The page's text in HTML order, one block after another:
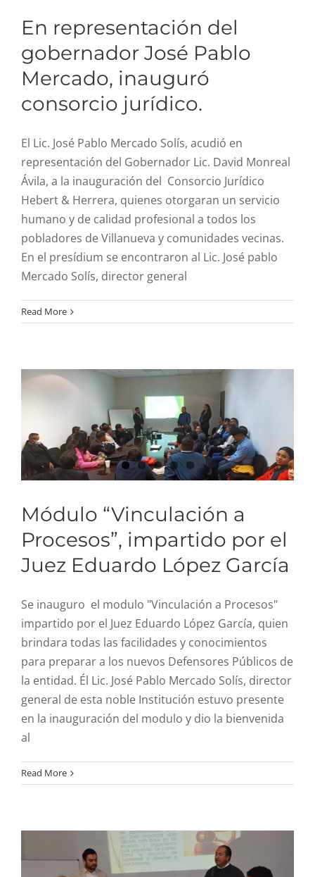
R. Cuentas
Comité de ética
Aviso de privacidad
SIDP
En representación del
gobernador José Pablo
Mercado, inauguró
consorcio jurídico.
El Lic. José Pablo Mercado Solís, acudió en
representación del Gobernador Lic. David Monreal
Ávila, a la inauguración del Consorcio Jurídico
Hebert & Herrera, quienes otorgaran un servicio
humano y de calidad profesional a todos los
pobladores de Villanueva y comunidades vecinas.
En el presídium se encontraron al Lic. José pablo
Mercado Solís, director general
Read MoreProcesos”, impartido por
García
Módulo “Vinculación a
Procesos”, impartido por el
Juez Eduardo López García
Se inauguro el modulo "Vinculación a Procesos"
impartido por el Juez Eduardo López García, quien
brindara todas las facilidades y conocimientos
para preparar a los nuevos Defensores Públicos de
la entidad. Él Lic. José Pablo Mercado Solís, director
general de esta noble Institución estuvo presente
en la inauguración del modulo y dio la bienvenida
al
Read MoreCapacitación continua a
defensores Públicos e